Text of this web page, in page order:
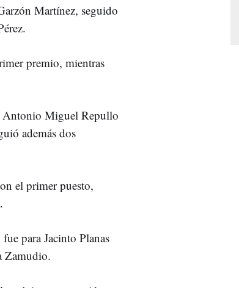
Martínez, seguido
premio, mientras
Antonio Miguel Repullo
además dos
el primer puesto,
para Jacinto Planas
Zamudio.